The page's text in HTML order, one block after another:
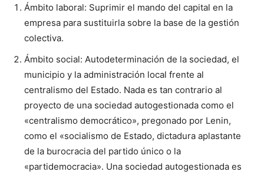
Ámbito laboral: Suprimir el mando del capital en la
empresa para sustituirla sobre la base de la gestión
colectiva.
Ámbito social: Autodeterminación de la sociedad, el
municipio y la administración local frente al
centralismo del Estado. Nada es tan contrario al
proyecto de una sociedad autogestionada como el
«centralismo democrático», pregonado por Lenin,
como el «socialismo de Estado, dictadura aplastante
de la burocracia del partido único o la
«partidemocracia». Una sociedad autogestionada es